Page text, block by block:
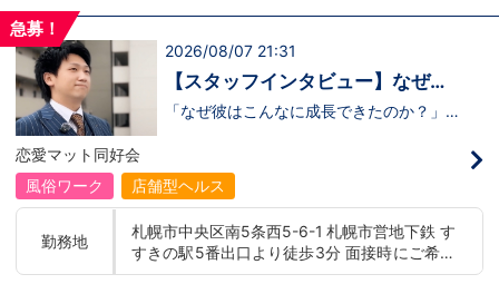
↓ https://www.youtube.com/watch?
急募！
2026/08/07 21:31
【スタッフインタビュー】なぜ彼
は成長できたのか？福利厚生と“熱
「なぜ彼はこんなに成長できたのか？」そ
タビュー。入社して2年経ちぐんぐん成長
している彼が、なぜこの業界に飛び込み、
挑戦し続けているのか——。その裏側を本
人がリアルに語ってくれています。 「職
場の雰囲気って実際どうなの？」「どんな
恋愛マット同好会
風俗ワーク
店舗型ヘルス
勤務地
札幌市中央区南5条西5-6-1 札幌市営地下鉄 す
すきの駅5番出口より徒歩3分 面接時にご希望
の勤務地をお伺いし、配属店舗を決定いたし